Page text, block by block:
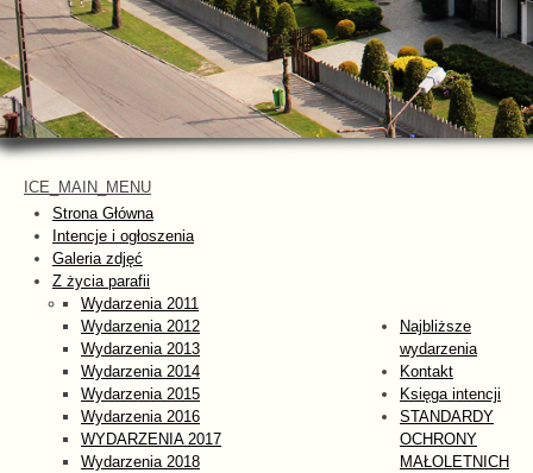
ICE_MAIN_MENU
Strona Główna
Intencje i ogłoszenia
Galeria zdjęć
Z życia parafii
Wydarzenia 2011
Wydarzenia 2012
Wydarzenia 2013
Wydarzenia 2014
Wydarzenia 2015
Wydarzenia 2016
WYDARZENIA 2017
Wydarzenia 2018
Najbliższe
wydarzenia
Kontakt
Księga intencji
STANDARDY
OCHRONY
MAŁOLETNICH